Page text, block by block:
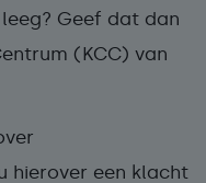
Geef dat dan
(KCC) van
hierover een klacht